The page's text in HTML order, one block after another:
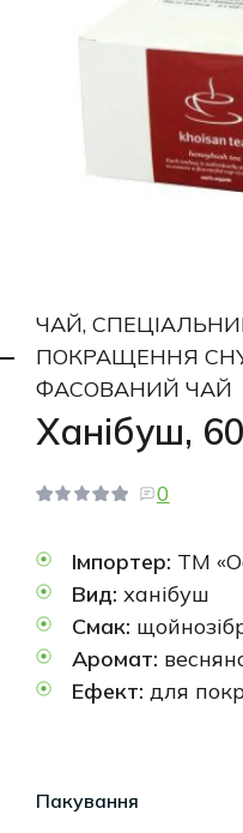
ЧАЙ,
ПОКРАЩЕННЯ
ФАСОВАНИЙ ЧАЙ
Ханібуш,
0
Імпортер: ТМ
Вид: ханібуш
Смак:
Аромат:
Ефект: для
Пакування